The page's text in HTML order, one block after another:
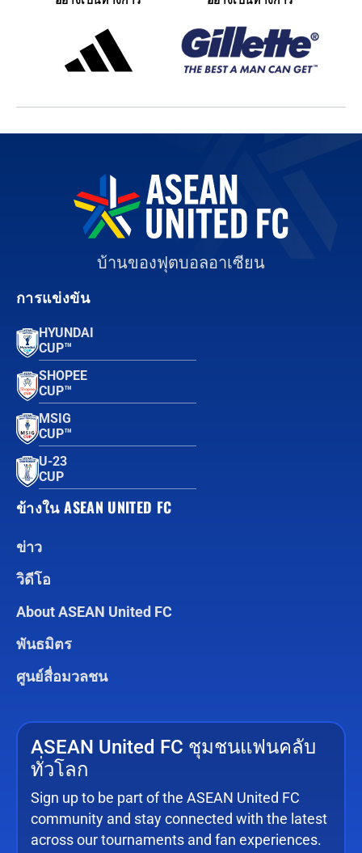
บ้านของฟุตบอลอาเซียน
การแข่งขัน
HYUNDAI
CUP™
SHOPEE
CUP™
MSIG
CUP™
U-23
CUP
ข้างใน ASEAN UNITED FC
ข่าว
วิดีโอ
About ASEAN United FC
พันธมิตร
ศูนย์สื่อมวลชน
ASEAN United FC ชุมชนแฟนคลับ
ทั่วโลก
Sign up to be part of the ASEAN United FC
community and stay connected with the latest
across our tournaments and fan experiences.